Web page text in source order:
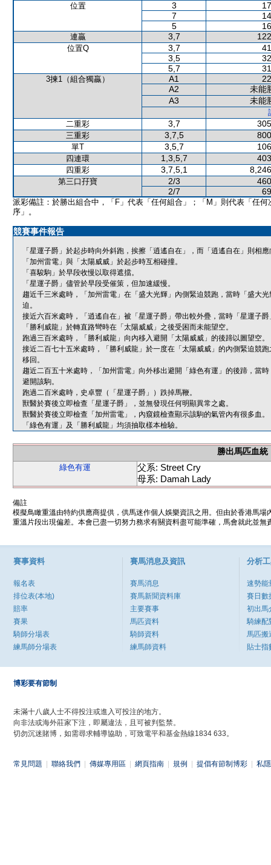
位置 3
7
5
連贏 3,7
位置Q 3,7
3,5
5,7
3揀1（組合獨贏） A1
A2
未能
A3
未能
二重彩
3,7
三重彩 3,7,5
單T 3,5,7
四連環 1,3,5,7
四重彩 3,7,5,1
第三口孖寶 2/3
2/7
派彩備註：於勝出組合中，「F」代表「任何組合」；「M」則代表「任何
序」。
競賽事件報告
「星運子爵」於起步時向外斜跑，挨擦「逍遙自在」，而「逍遙自在」則相
「加州雷電」與「太陽威威」於起步時互相碰撞。
「喜駿駒」於早段收慢以取得遮擋。
「星運子爵」儘管於早段受催策，但加速緩慢。
趨近千三米處時，「加州雷電」在「盛大光輝」內側緊迫競跑，當時「盛大
迫。
接近六百米處時，「逍遙自在」被「星運子爵」帶出較外疊，當時「星運子
「勝利威龍」於轉直路彎時在「太陽威威」之後受困而未能望空。
跑過三百米處時，「勝利威龍」向內移入避開「太陽威威」的後蹄以圖望空。
接近二百七十五米處時，「勝利威龍」於一度在「太陽威威」的內側緊迫競
移回。
趨近二百五十米處時，「加州雷電」向外移出避開「綠色有運」的後蹄，當
避開該駒。
跑過二百米處時，史卓豐（「星運子爵」）跌掉馬鞭。
獸醫於賽後立即檢查「星運子爵」，並無發現任何明顯異常之處。
獸醫於賽後立即檢查「加州雷電」，內窺鏡檢查顯示該駒的氣管內有很多血
「綠色有運」及「勝利威龍」均須抽取樣本檢驗。
勝出馬匹血統
綠色有運
父系: Street Cry
母系: Damah Lady
備註
模擬鳥瞰重溫由特約供應商提供，供馬迷作個人娛樂資訊之用。但由於香港馬
重溫片段出現偏差。本會已盡一切努力務求有關資料盡可能準確，馬會就此並
賽事資料
報名表
排位表(本地)
賠率
賽果
騎師分場表
練馬師分場表
賽馬消息及資訊
賽馬消息
賽馬新聞資料庫
主要賽事
馬匹資料
騎師資料
練馬師資料
分析
速勢能
賽日數
初出馬
騎練配
馬匹搬
貼士指
博彩要有節制
未滿十八歲人士不得投注或進入可投注的地方。
向非法或海外莊家下注，即屬違法，且可被判監禁。
切勿沉迷賭博，如需尋求輔導協助，可致電平和基金熱線1834 633。
常見問題 聯絡我們 傳媒專用區 網頁指南 規例 提倡有節制博彩 私